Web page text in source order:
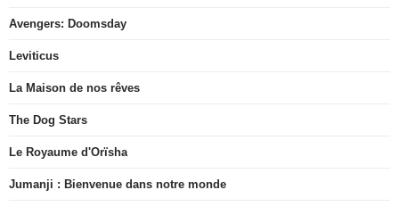
Avengers: Doomsday
Leviticus
La Maison de nos rêves
The Dog Stars
Le Royaume d'Orïsha
Jumanji : Bienvenue dans notre monde